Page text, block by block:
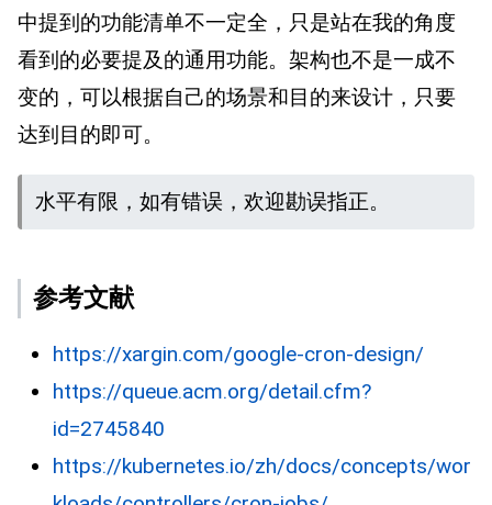
中提到的功能清单不一定全，只是站在我的角度
看到的必要提及的通用功能。架构也不是一成不
变的，可以根据自己的场景和目的来设计，只要
达到目的即可。
水平有限，如有错误，欢迎勘误指正。
参考文献
https://xargin.com/google-cron-design/
https://queue.acm.org/detail.cfm?
id=2745840
https://kubernetes.io/zh/docs/concepts/wor